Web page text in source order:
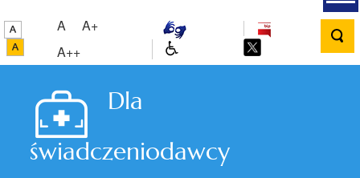
A
A+
A++
Dla
świadczeniodawcy